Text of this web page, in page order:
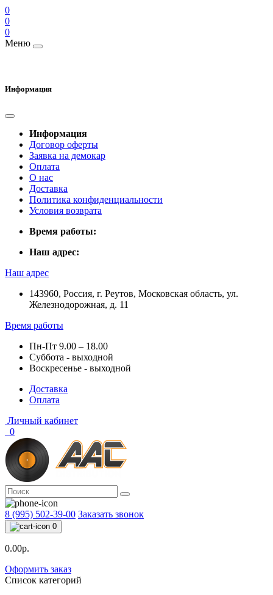
0
0
0
Меню
Информация
Информация
Договор оферты
Заявка на демокар
Оплата
О нас
Доставка
Политика конфиденциальности
Условия возврата
Время работы:
Наш адрес:
Наш адрес
143960, Россия, г. Реутов, Московская область, ул.
Железнодорожная, д. 11
Время работы
Пн-Пт 9.00 – 18.00
Суббота - выходной
Воскресенье - выходной
Доставка
Оплата
Личный кабинет
0
8 (995) 502-39-00 Заказать звонок
0
0.00р.
Оформить заказ
Список категорий